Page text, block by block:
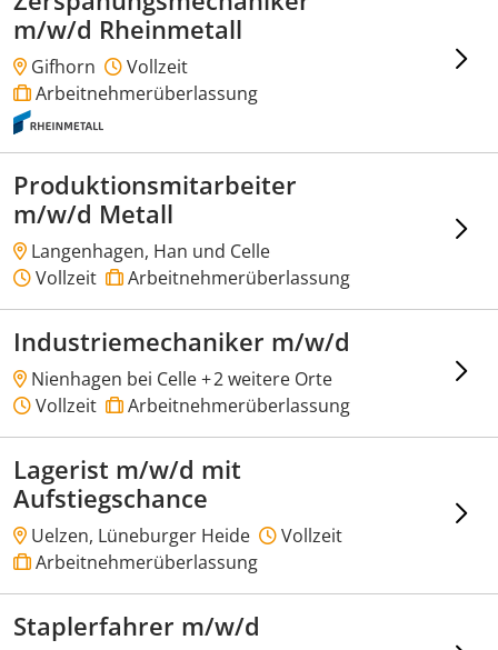
m/w/d Rheinmetall
Gifhorn
Vollzeit
Arbeitnehmerüberlassung
Produktionsmitarbeiter
m/w/d Metall
Langenhagen, Han und Celle
Vollzeit
Arbeitnehmerüberlassung
Industriemechaniker m/w/d
Nienhagen bei Celle +2 weitere Orte
Vollzeit
Arbeitnehmerüberlassung
Lagerist m/w/d mit
Aufstiegschance
Uelzen, Lüneburger Heide
Vollzeit
Arbeitnehmerüberlassung
Staplerfahrer m/w/d